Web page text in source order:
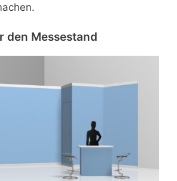
den Messestand